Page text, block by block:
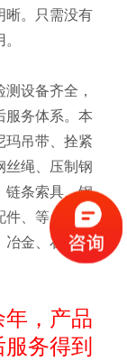
晰。只需没有
设备齐全，
服务体系。本
玛吊带、拴紧
丝绳、压制钢
链条索具、钢
件、等几十类
冶金、石油、
，产品
务得到